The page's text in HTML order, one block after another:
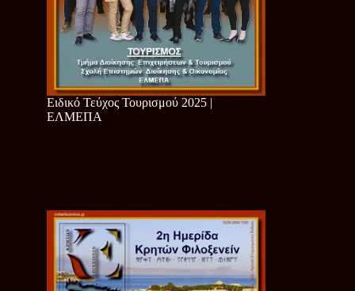
Ειδικό Τεύχος Τουρισμού 2025 |
ΕΛΜΕΠΑ